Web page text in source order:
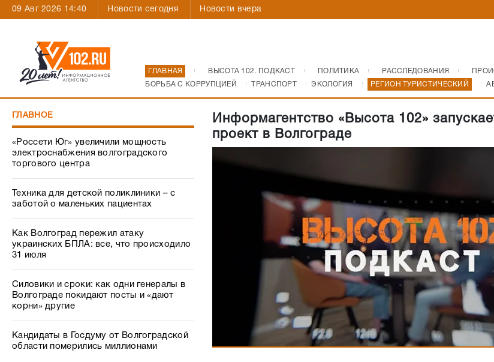
09 Авг 2026 14:40 Новости сегодня Новости вчера
ГЛАВНАЯ ВЫСОТА 102. ПОДКАСТ ПОЛИТИКА РАССЛЕДОВАНИЯ
БОРЬБА С КОРРУПЦИЕЙ
ТРАНСПОРТ ЭКОЛОГИЯ РЕГИОН ТУРИСТИЧЕСКИЙ
ГЛАВНОЕ
«Россети Юг» увеличили мощность
электроснабжения волгоградского
торгового центра
Техника для детской поликлиники – с
заботой о маленьких пациентах
Как Волгоград пережил атаку
украинских БПЛА: все, что происходило
31 июля
Силовики и сроки: как одни генералы в
Волгограде покидают посты и «дают
корни» другие
Кандидаты в Госдуму от Волгоградской
области померились миллионами
Информагентство «Высота 102»
проект в Волгограде